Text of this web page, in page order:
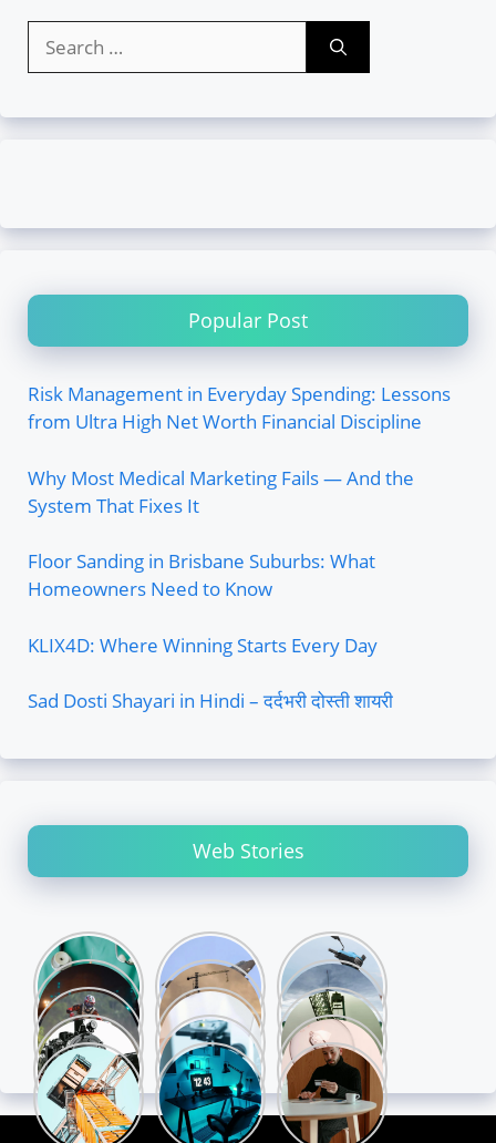
for:
Popular Post
Risk Management in Everyday Spending: Lessons
from Ultra High Net Worth Financial Discipline
Why Most Medical Marketing Fails — And the
System That Fixes It
Floor Sanding in Brisbane Suburbs: What
Homeowners Need to Know
KLIX4D: Where Winning Starts Every Day
Sad Dosti Shayari in Hindi – दर्दभरी दोस्ती शायरी
Web Stories